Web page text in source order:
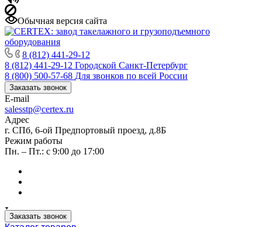
Обычная версия сайта
8 (812) 441-29-12
8 (812) 441-29-12 Городской Санкт-Петербург
8 (800) 500-57-68 Для звонков по всей России
Заказать звонок
E-mail
salesstp@certex.ru
Адрес
г. СПб, 6-ой Предпортовый проезд, д.8Б
Режим работы
Пн. – Пт.: с 9:00 до 17:00
Заказать звонок